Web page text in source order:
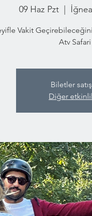
09 Haz Pzt
  |
Vakit
Atv
Biletler
Diğer